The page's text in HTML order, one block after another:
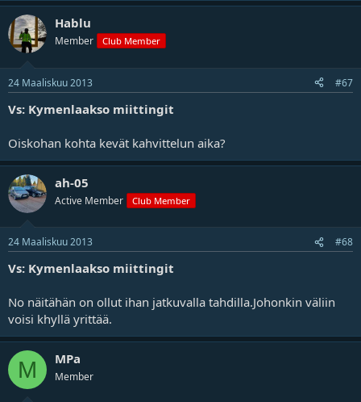
Hablu
Member Club Member
24 Maaliskuu 2013 #67
Vs: Kymenlaakso miittingit
Oiskohan kohta kevät kahvittelun aika?
ah-05
Active Member Club Member
24 Maaliskuu 2013 #68
Vs: Kymenlaakso miittingit
No näitähän on ollut ihan jatkuvalla tahdilla.Johonkin väliin
voisi khyllä yrittää.
M MPa
Member